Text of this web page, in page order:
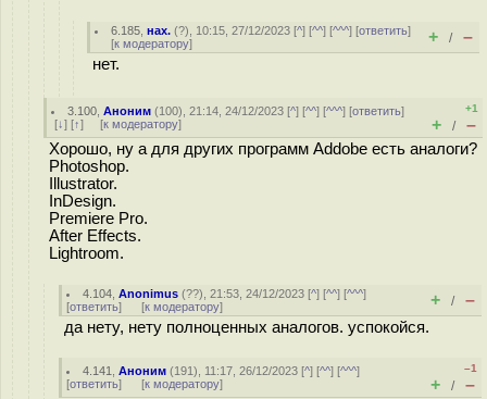
6.185 ,нах. (?), 10:15, 27/12/2023 [^] [^^] [^^^] [ответить]
[к модератору] + / –
нет.
3.100 ,Аноним (100), 21:14, 24/12/2023 [^] [^^] [^^^] [ответить]
[↓] [↑] [к модератору]
+1
+ / –
Хорошо, ну а для других программ Addobe есть аналоги?
Photoshop.
Illustrator.
InDesign.
Premiere Pro.
After Effects.
Lightroom.
4.104 ,Anonimus (??), 21:53, 24/12/2023 [^] [^^] [^^^]
[ответить] [к модератору] + / –
да нету, нету полноценных аналогов. успокойся.
4.141 ,Аноним (191), 11:17, 26/12/2023 [^] [^^] [^^^]
[ответить] [к модератору]
–1
+ / –